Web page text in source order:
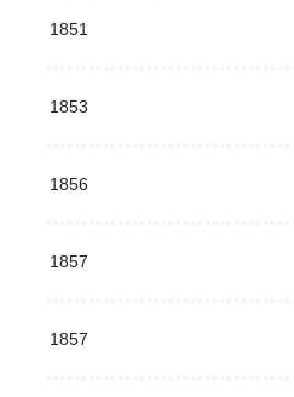
1851
1853
1856
1857
1857